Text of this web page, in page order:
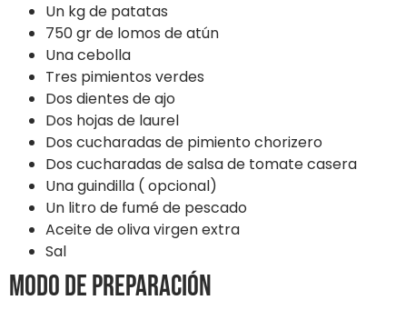
Un kg de patatas
750 gr de lomos de atún
Una cebolla
Tres pimientos verdes
Dos dientes de ajo
Dos hojas de laurel
Dos cucharadas de pimiento chorizero
Dos cucharadas de salsa de tomate casera
Una guindilla ( opcional)
Un litro de fumé de pescado
Aceite de oliva virgen extra
Sal
Modo de preparación